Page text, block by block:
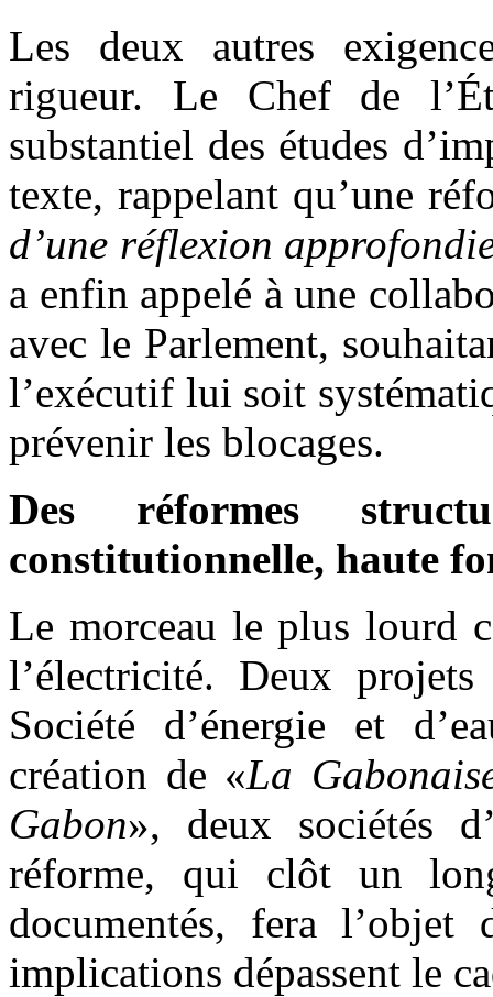
Les deux autres
rigueur. Le Chef de
substantiel des études
texte, rappelant qu’une
d’une réflexion
a enfin appelé à une
avec le Parlement,
l’exécutif lui soit
prévenir les blocages.
Des réformes
constitutionnelle, haute
Le morceau le plus lourd
l’électricité. Deux
Société d’énergie et
création de «La
Gabon», deux sociétés
réforme, qui clôt un
documentés, fera l’objet
implications dépassent le